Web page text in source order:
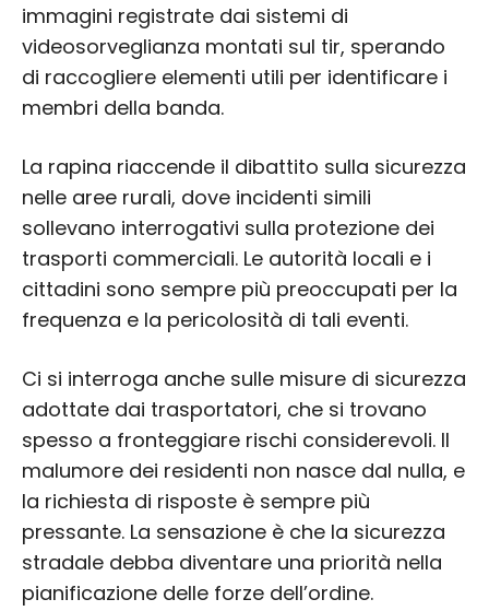
immagini registrate dai sistemi di
videosorveglianza montati sul tir, sperando
di raccogliere elementi utili per identificare i
membri della banda.
La rapina riaccende il dibattito sulla sicurezza
nelle aree rurali, dove incidenti simili
sollevano interrogativi sulla protezione dei
trasporti commerciali. Le autorità locali e i
cittadini sono sempre più preoccupati per la
frequenza e la pericolosità di tali eventi.
Ci si interroga anche sulle misure di sicurezza
adottate dai trasportatori, che si trovano
spesso a fronteggiare rischi considerevoli. Il
malumore dei residenti non nasce dal nulla, e
la richiesta di risposte è sempre più
pressante. La sensazione è che la sicurezza
stradale debba diventare una priorità nella
pianificazione delle forze dell’ordine.